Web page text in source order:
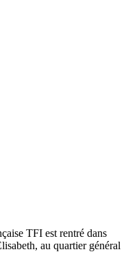
TFI est rentré dans
au quartier général